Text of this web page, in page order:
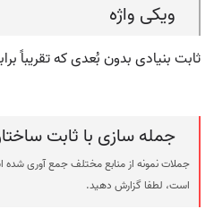
ویکی واژه
ثابت بنیادی بدون بُعدی که تقریباً برابر با ۱/
جمله سازی با ثابت
جملات نمونه از منابع مختلف جمع آوری
است، لطفا گزارش دهید.